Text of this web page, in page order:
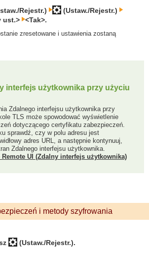
Rejestr.)
(Ustaw./Rejestr.)
ust.>
<Tak>.
zresetowane i ustawienia zostaną
interfejs użytkownika przy użyciu
Zdalnego interfejsu użytkownika przy
TLS może spowodować wyświetlenie
dotyczącego certyfikatu zabezpieczeń.
sprawdź, czy w polu adresu jest
adres URL, a następnie kontynuuj,
Zdalnego interfejsu użytkownika.
UI (Zdalny interfejs użytkownika)
i metody szyfrowania
(Ustaw./Rejestr.).